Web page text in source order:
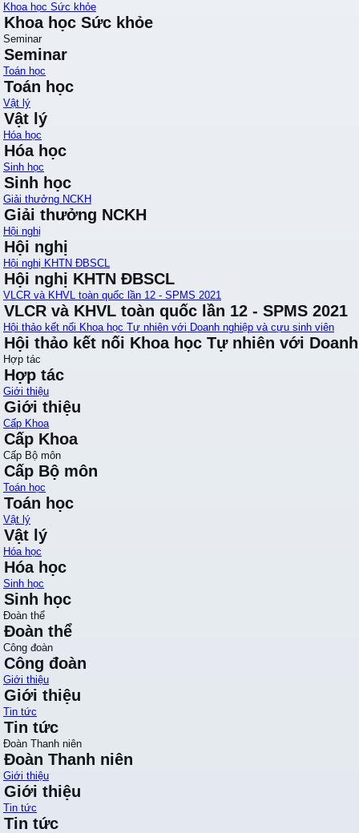
Khoa học Sức khỏe
Khoa học Sức khỏe
Seminar
Seminar
Toán học
Toán học
Vật lý
Vật lý
Hóa học
Hóa học
Sinh học
Sinh học
Giải thưởng NCKH
Giải thưởng NCKH
Hội nghị
Hội nghị
Hội nghị KHTN ĐBSCL
Hội nghị KHTN ĐBSCL
VLCR và KHVL toàn quốc lần 12 - SPMS 2021
VLCR và KHVL toàn quốc lần 12 - SPMS 2021
Hội thảo kết nối Khoa học Tự nhiên với Doanh nghiệp và cựu sinh viên
Hội thảo kết nối Khoa học Tự nhiên với
Hợp tác
Hợp tác
Giới thiệu
Giới thiệu
Cấp Khoa
Cấp Khoa
Cấp Bộ môn
Cấp Bộ môn
Toán học
Toán học
Vật lý
Vật lý
Hóa học
Hóa học
Sinh học
Sinh học
Đoàn thể
Đoàn thể
Công đoàn
Công đoàn
Giới thiệu
Giới thiệu
Tin tức
Tin tức
Đoàn Thanh niên
Đoàn Thanh niên
Giới thiệu
Giới thiệu
Tin tức
Tin tức